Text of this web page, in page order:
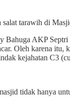
tarawih di
AKP Septri
Oleh karena
kejahatan C3
tidak hanya